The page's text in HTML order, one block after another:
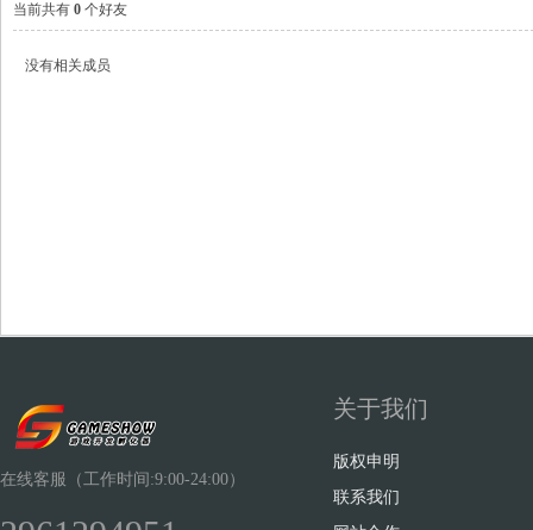
当前共有 0 个好友
没有相关成员
在线客服（工作时间:9:00-24:00）
关于我们
版权申明
联系我们